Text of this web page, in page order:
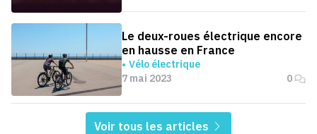
Le deux-roues électrique encore
en hausse en France
Vélo électrique
7 mai 2023
0
Voir tous les articles